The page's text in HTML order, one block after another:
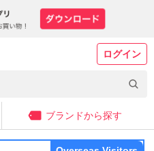
ログイン
ブランドから探す